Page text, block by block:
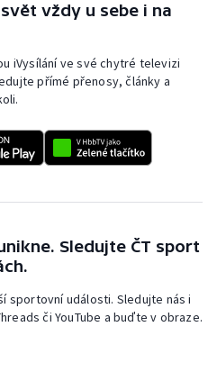
vždy u sebe i na
iVysílání ve své chytré televizi
přímé přenosy, články a
Sledujte ČT sport
sportovní události. Sledujte nás i
či YouTube a buďte v obraze.